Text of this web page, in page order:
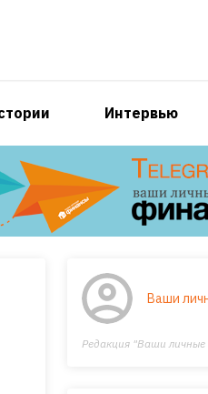
Интервью
Ваши
Редакция "Ваши